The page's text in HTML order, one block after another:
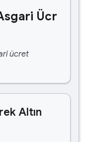
Ücr
ücret
Altın